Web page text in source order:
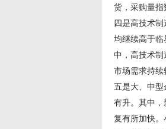
货，采购量指
四是高技术
均继续高于临
中，高技术制
市场需求持续
五是大、中型
有升。其中，
复有所加快。